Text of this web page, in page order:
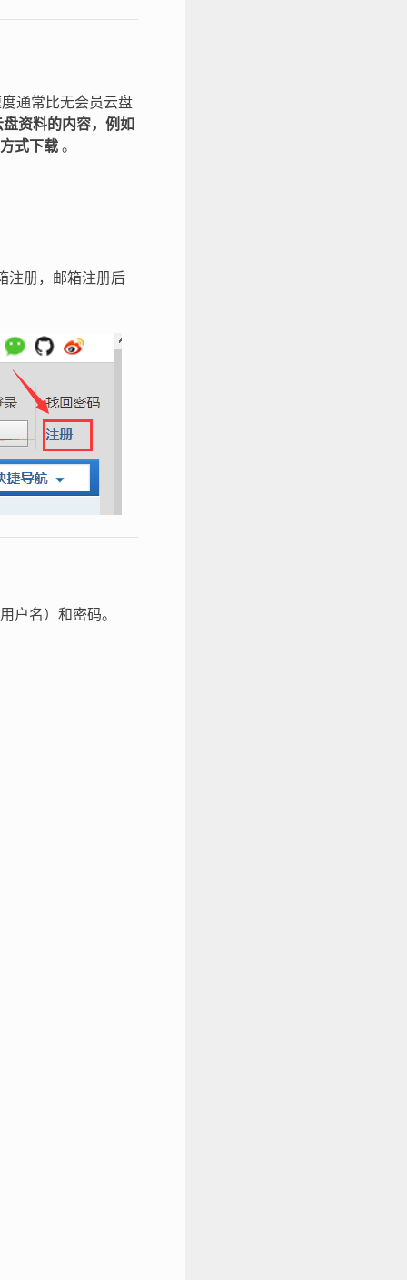
通常比无会员云盘
资料的内容，例如
式下载。
注册，邮箱注册后
户名）和密码。